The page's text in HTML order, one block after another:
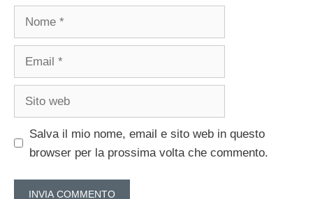
Nome
Email
Sito
Salva il mio nome, email e sito web in questo
browser per la prossima volta che commento.